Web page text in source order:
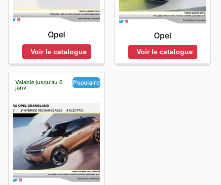
Opel
Voir le catalogue
Opel
Voir le catalogue
Valable jusqu'au 6
janv.
Populaire